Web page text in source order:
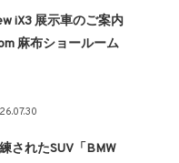
iX3 展示車のご案内
麻布ショールーム
されたSUV「BMW